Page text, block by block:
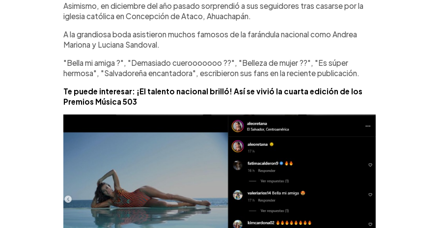
Asimismo, en diciembre del año pasado sorprendió a sus seguidores tras casarse por la
iglesia católica en Concepción de Ataco, Ahuachapán.
A la grandiosa boda asistieron muchos famosos de la farándula nacional como Andrea
Mariona y Luciana Sandoval.
"Bella mi amiga ?", "Demasiado cuerooooooo ??", "Belleza de mujer ??", "Es súper
hermosa", "Salvadoreña encantadora", escribieron sus fans en la reciente publicación.
Te puede interesar: ¡El talento nacional brilló! Así se vivió la cuarta edición de los
Premios Música 503